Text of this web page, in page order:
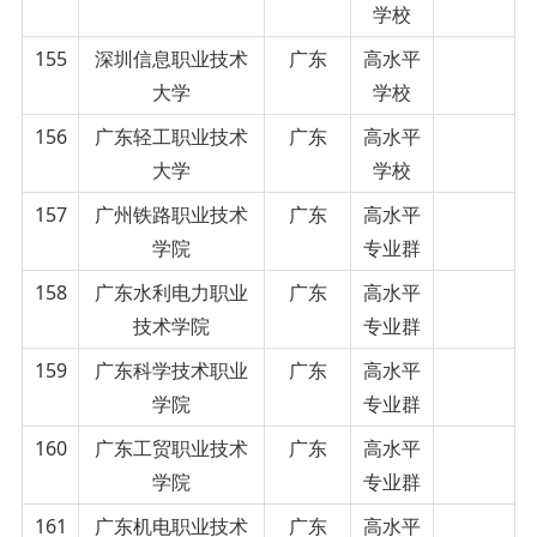
学校
155
深圳信息职业技术
大学
广东
高水平
学校
156
广东轻工职业技术
大学
广东
高水平
学校
157
广州铁路职业技术
学院
广东
高水平
专业群
158
广东水利电力职业
技术学院
广东
高水平
专业群
159
广东科学技术职业
学院
广东
高水平
专业群
160
广东工贸职业技术
学院
广东
高水平
专业群
161
广东机电职业技术 广东 高水平